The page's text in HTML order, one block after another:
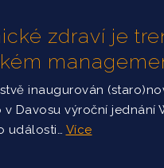
zdraví je
inaugurován
Davosu výroční jednání
události… Více